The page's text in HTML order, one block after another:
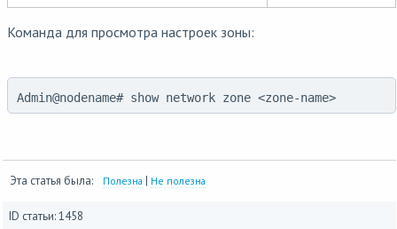
Команда для просмотра настроек зоны:
Admin@nodename# show network zone <zone-name>
Эта статья была: Полезна | Не полезна
ID статьи: 1458